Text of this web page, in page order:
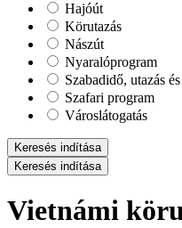
Hajóút
Körutazás
Nászút
Nyaralóprogram
Szabadidő, utazás
Szafari program
Városlátogatás
Keresés indítása
Keresés indítása
Vietnámi